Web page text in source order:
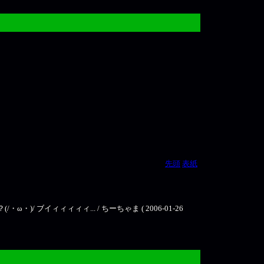
先頭 表紙
ω・)/ ブイィィィィィ... / ちーちゃま ( 2006-01-26